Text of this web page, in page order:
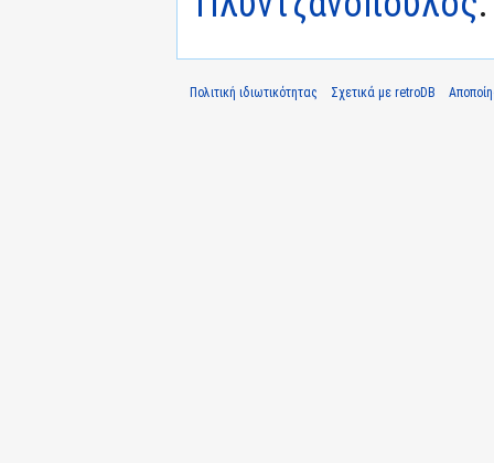
Πολιτική ιδιωτικότητας Σχετικά με retroDB